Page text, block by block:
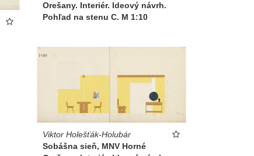
Orešany. Interiér. Ideový návrh.
Pohľad na stenu C. M 1:10
Viktor Holešťák-Holubár
Sobášna sieň, MNV Horné